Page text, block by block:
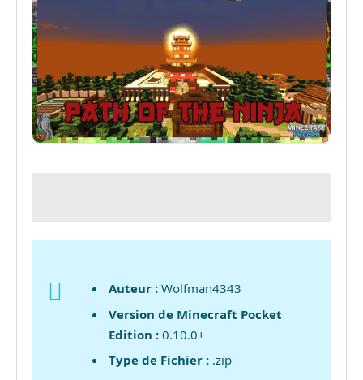
Auteur : Wolfman4343
Version de Minecraft Pocket
Edition : 0.10.0+
Type de Fichier : .zip